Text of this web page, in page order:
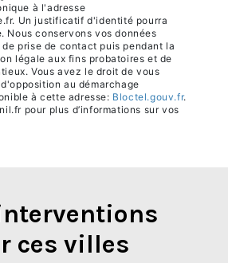
à l'adresse
Un justificatif d'identité pourra
Nous conservons vos données
prise de contact puis pendant la
légale aux fins probatoires et de
Vous avez le droit de vous
au démarchage
à cette adresse: Bloctel.gouv.fr.
pour plus d’informations sur vos
ces villes